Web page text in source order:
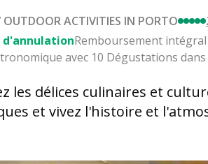
ACTIVITIES IN PORTO
Remboursement
avec 10 Dégustations
les délices culinaires et
et vivez l'histoire et